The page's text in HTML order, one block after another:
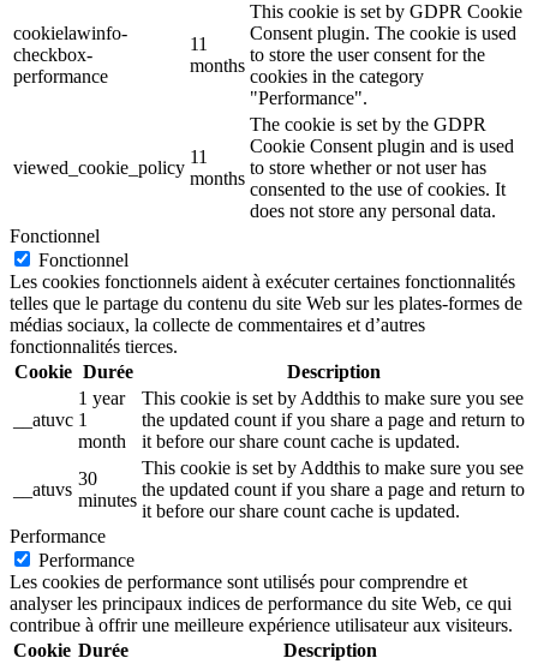
cookielawinfo-
checkbox-
performance
11
months
This cookie is set by GDPR Cookie
Consent plugin. The cookie is used
to store the user consent for the
cookies in the category
"Performance".
viewed_cookie_policy
11
months
The cookie is set by the GDPR
Cookie Consent plugin and is used
to store whether or not user has
consented to the use of cookies. It
does not store any personal data.
Fonctionnel
Fonctionnel
Les cookies fonctionnels aident à exécuter certaines fonctionnalités
telles que le partage du contenu du site Web sur les plates-formes de
médias sociaux, la collecte de commentaires et d’autres
fonctionnalités tierces.
Cookie Durée Description
__atuvc
1 year
1
month
This cookie is set by Addthis to make sure you see
the updated count if you share a page and return to
it before our share count cache is updated.
__atuvs
30
minutes
This cookie is set by Addthis to make sure you see
the updated count if you share a page and return to
it before our share count cache is updated.
Performance
Performance
Les cookies de performance sont utilisés pour comprendre et
analyser les principaux indices de performance du site Web, ce qui
contribue à offrir une meilleure expérience utilisateur aux visiteurs.
Cookie Durée Description